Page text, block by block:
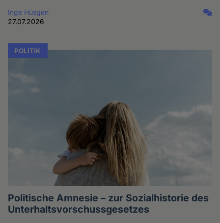
Inge Hüsgen
27.07.2026
POLITIK
Politische Amnesie – zur Sozialhistorie des
Unterhaltsvorschussgesetzes